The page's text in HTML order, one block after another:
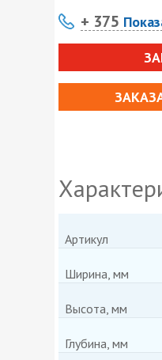
+ 375
Артикул
Ширина, мм
Высота, мм
Глубина, мм